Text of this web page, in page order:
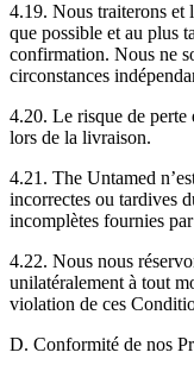
4.19. Nous traiterons et
que possible et au plus
confirmation. Nous ne
circonstances
4.20. Le risque de perte
lors de la livraison.
4.21. The Untamed
incorrectes ou tardives
incomplètes fournies
4.22. Nous nous
unilatéralement à tout
violation de ces
D. Conformité de nos